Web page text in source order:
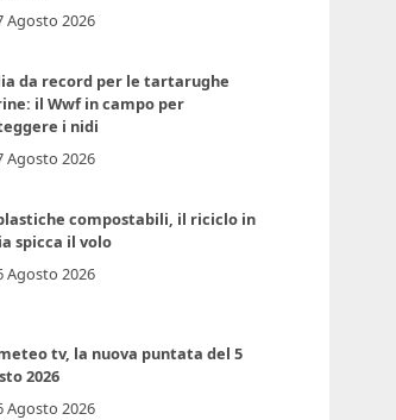
Agosto 2026
da record per le tartarughe
il Wwf in campo per
i nidi
Agosto 2026
compostabili, il riciclo in
spicca il volo
Agosto 2026
tv, la nuova puntata del 5
2026
Agosto 2026